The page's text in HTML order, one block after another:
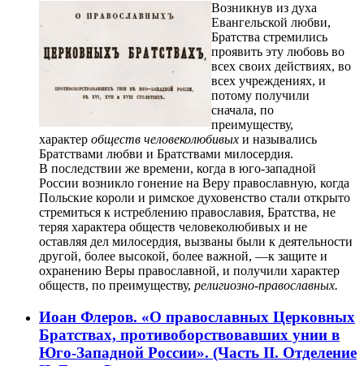
Возникнув из духа
Евангельской любви,
Братства стремились
проявить эту любовь во
всех своих действиях, во
всех учреждениях, и
потому получили
сначала, по
преимуществу,
характер обществ человеколюбивых и назывались
Братствами любви и Братствами милосердия.
В последствии же времени, когда в юго-западной
России возникло гонение на Веру православную, когда
Польские короли и римское духовенство стали открыто
стремиться к истреблению православия, Братства, не
теряя характера обществ человеколюбивых и не
оставляя дел милосердия, вызваны были к деятельности
другой, более высокой, более важной, —к защите и
охранению Веры православной, и получили характер
обществ, по преимуществу, религиозно-православных.
Иоан Флеров. «О православных Церковных
Братствах, противоборствовавших унии в
Юго-Западной России». (Часть II. Отделение